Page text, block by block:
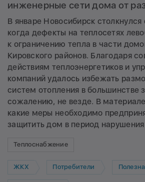
инженерные сети дома от
В январе Новосибирск столкнулся
когда дефекты на теплосетях
к ограничению тепла в части
Кировского районов. Благодаря
действиям теплоэнергетиков и
компаний удалось избежать
систем отопления в большинстве
сожалению, не везде. В
какие меры необходимо
защитить дом в период
Теплоснабжение
ЖКХ Потребители